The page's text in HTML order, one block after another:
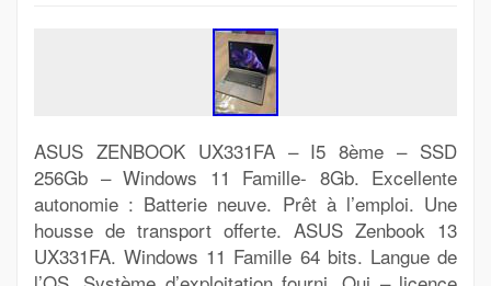
ASUS ZENBOOK UX331FA – I5 8ème – SSD
256Gb – Windows 11 Famille- 8Gb. Excellente
autonomie : Batterie neuve. Prêt à l’emploi. Une
housse de transport offerte. ASUS Zenbook 13
UX331FA. Windows 11 Famille 64 bits. Langue de